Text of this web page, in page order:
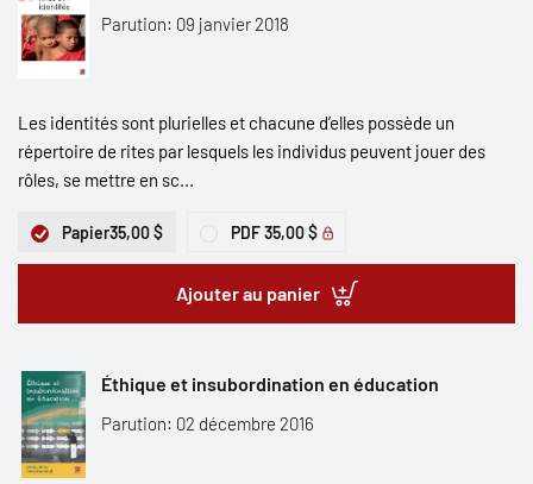
Parution: 09 janvier 2018
Les identités sont plurielles et chacune d’elles possède un
répertoire de rites par lesquels les individus peuvent jouer des
rôles, se mettre en sc...
Papier35,00 $ PDF 35,00 $
Ajouter au panier
Éthique et insubordination en éducation
Parution: 02 décembre 2016